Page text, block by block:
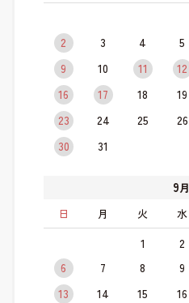
2
3 4 5
9
10 11 12
16
17 18 19
23
24 25 26
30
31
9月
日
月 火 水
1 2
6
7 8 9
13
14 15 16